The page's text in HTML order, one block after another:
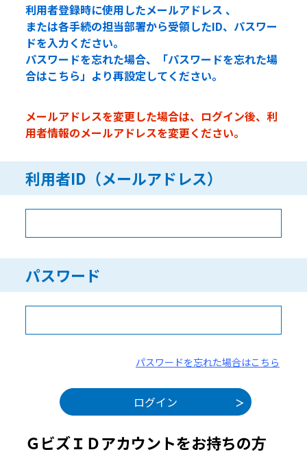
利用者登録時に使用したメールアドレス 、
または各手続の担当部署から受領したID、パスワー
ドを入力ください。
パスワードを忘れた場合、「パスワードを忘れた場
合はこちら」より再設定してください。
メールアドレスを変更した場合は、ログイン後、利
用者情報のメールアドレスを変更ください。
利用者ID（メールアドレス）
パスワード
パスワードを忘れた場合はこちら
ＧビズＩＤアカウントをお持ちの方